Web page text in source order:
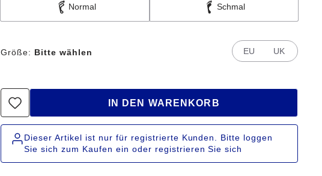
Normal Schmal
Größe: Bitte wählen EU UK
IN DEN WARENKORB
Dieser Artikel ist nur für registrierte Kunden. Bitte loggen
Sie sich zum Kaufen ein oder registrieren Sie sich